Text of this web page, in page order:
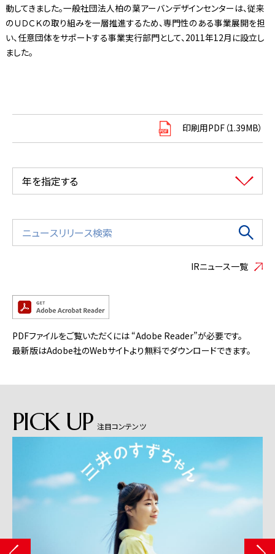
動してきました。一般社団法人柏の葉アーバンデザインセンターは、従来
のＵＤＣＫの取り組みを一層推進するため、専門性のある事業展開を担
い、任意団体をサポートする事業実行部門として、2011年12月に設立し
ました。
印刷用PDF（1.39MB）
年を指定する
IRニュース一覧
PDFファイルをご覧いただくには “Adobe Reader”が必要です。
最新版はAdobe社のWebサイトより無料でダウンロードできます。
PICK UP 注目コンテンツ